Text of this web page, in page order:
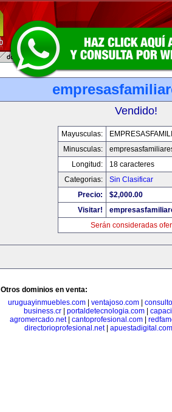
Vendido!
Mayusculas:
Minusculas:
Longitud:
18 caracteres
Categorias:
Sin Clasificar
Precio:
$2,000.00
Visitar!
Serán consideradas
Otros dominios en venta:
uruguayinmuebles.com
ventajoso.com
business.cr
portaldetecnologia.com
agromercado.net| cantoprofesional.com
directorioprofesional.net| apuestadigital.com